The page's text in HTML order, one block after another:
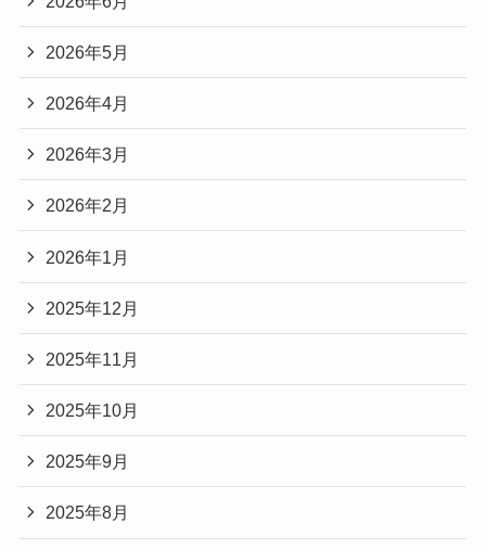
2026年5月
2026年4月
2026年3月
2026年2月
2026年1月
2025年12月
2025年11月
2025年10月
2025年9月
2025年8月